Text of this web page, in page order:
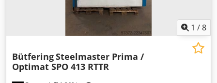
1 /8
BütferingSteelmaster Prima /
Optimat SPO 413 RTTR